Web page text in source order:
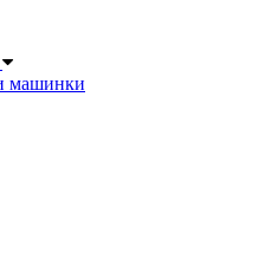
машинки